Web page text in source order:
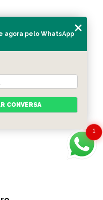
1
agora pelo WhatsApp
CONVERSA